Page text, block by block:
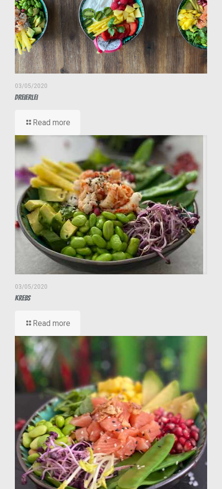
03/05/2020
Dreierlei
Read more
03/05/2020
Krebs
Read more